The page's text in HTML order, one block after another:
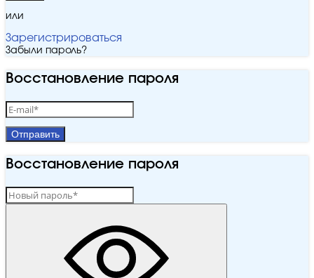
или
Зарегистрироваться
Забыли пароль?
Восстановление пароля
Отправить
Восстановление пароля